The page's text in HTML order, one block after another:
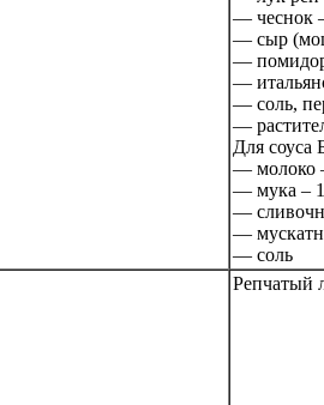
— чеснок
— сыр
—
—
— соль,
—
Для соуса
— молоко
— мука –
—
—
— соль
Репчатый